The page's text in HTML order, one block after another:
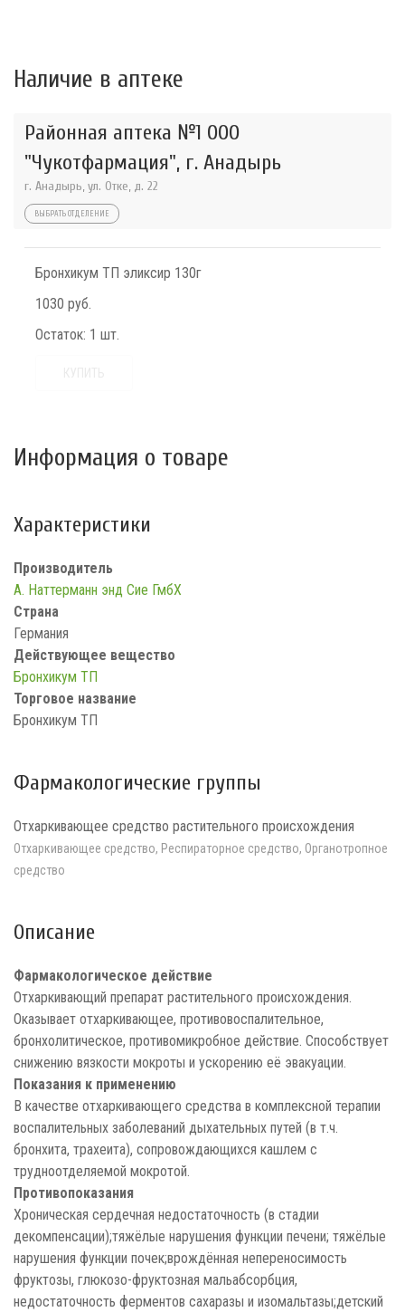
Наличие в аптеке
Районная аптека №1 ООО
"Чукотфармация", г. Анадырь
г. Анадырь, ул. Отке, д. 22
ВЫБРАТЬ ОТДЕЛЕНИЕ
Бронхикум ТП эликсир 130г
1030 руб.
Остаток: 1 шт.
Информация о товаре
Характеристики
Производитель
А. Наттерманн энд Сие ГмбХ
Страна
Германия
Действующее вещество
Бронхикум ТП
Торговое название
Бронхикум ТП
Фармакологические группы
Отхаркивающее средство растительного происхождения
Отхаркивающее средство, Респираторное средство, Органотропное
средство
Описание
Фармакологическое действие
Отхаркивающий препарат растительного происхождения.
Оказывает отхаркивающее, противовоспалительное,
бронхолитическое, противомикробное действие. Способствует
снижению вязкости мокроты и ускорению её эвакуации.
Показания к применению
В качестве отхаркивающего средства в комплексной терапии
воспалительных заболеваний дыхательных путей (в т.ч.
бронхита, трахеита), сопровождающихся кашлем с
трудноотделяемой мокротой.
Противопоказания
Хроническая сердечная недостаточность (в стадии
декомпенсации);тяжёлые нарушения функции печени; тяжёлые
нарушения функции почек;врождённая непереносимость
фруктозы, глюкозо-фруктозная мальабсорбция,
недостаточность ферментов сахаразы и изомальтазы;детский